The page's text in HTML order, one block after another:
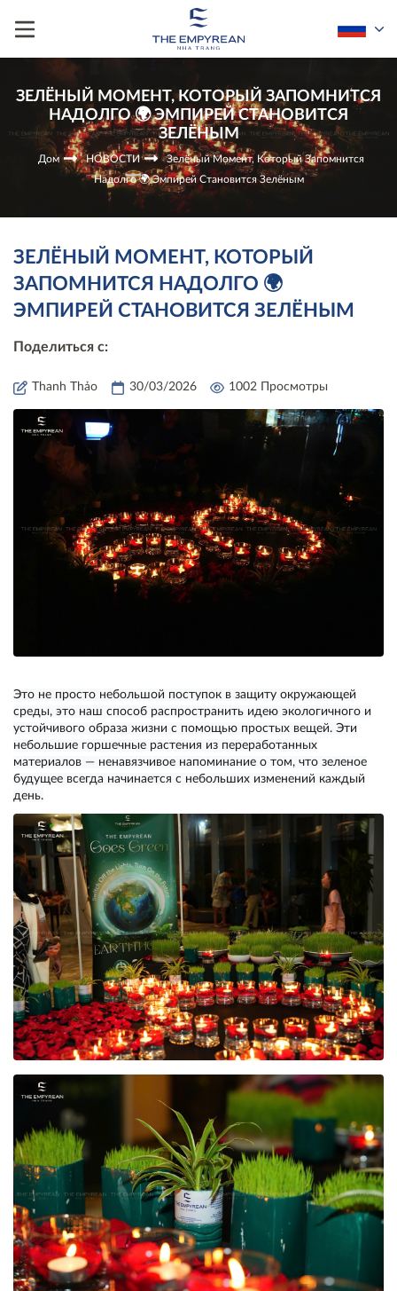
ЗЕЛЁНЫЙ МОМЕНТ, КОТОРЫЙ ЗАПОМНИТСЯ
НАДОЛГО 🌍 ЭМПИРЕЙ СТАНОВИТСЯ
ЗЕЛЁНЫМ
Дом НОВОСТИ
Зелёный Момент, Который Запомнится
Надолго 🌍 Эмпирей Становится Зелёным
ЗЕЛЁНЫЙ МОМЕНТ, КОТОРЫЙ
ЗАПОМНИТСЯ НАДОЛГО 🌍
ЭМПИРЕЙ СТАНОВИТСЯ ЗЕЛЁНЫМ
Поделиться с:
Thanh Thảo 30/03/2026 1002 Просмотры
Это не просто небольшой поступок в защиту окружающей
среды, это наш способ распространить идею экологичного и
устойчивого образа жизни с помощью простых вещей. Эти
небольшие горшечные растения из переработанных
материалов — ненавязчивое напоминание о том, что зеленое
будущее всегда начинается с небольших изменений каждый
день.